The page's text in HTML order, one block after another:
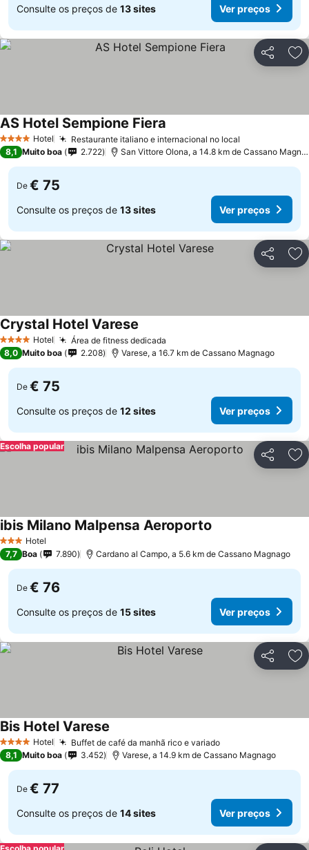
Consulte os preços de 13 sites Ver preços
Partilhar
4 EstrelasHotel Restaurante italiano e internacional no local
AS Hotel Sempione Fiera
8,1 Muito boa 2.722 San Vittore Olona, a 14.8 km de Cassano
De € 75
Consulte os preços de 13 sites Ver preços
Partilhar
4 EstrelasHotel Área de fitness dedicada
Crystal Hotel Varese
8,0 Muito boa 2.208 Varese, a 16.7 km de Cassano Magnago
De € 75
Consulte os preços de 12 sites Ver preços
Partilhar
Escolha popular
3 EstrelasHotel
ibis Milano Malpensa Aeroporto
7,7 Boa 7.890 Cardano al Campo, a 5.6 km de Cassano Magnago
De € 76
Consulte os preços de 15 sites Ver preços
Partilhar
4 EstrelasHotel Buffet de café da manhã rico e variadoVer preços
Bis Hotel Varese
8,1 Muito boa 3.452 Varese, a 14.9 km de Cassano Magnago
De € 77
Consulte os preços de 14 sites Ver preços